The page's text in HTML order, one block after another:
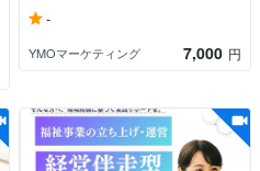
-
YMOマーケティング 7,000 円